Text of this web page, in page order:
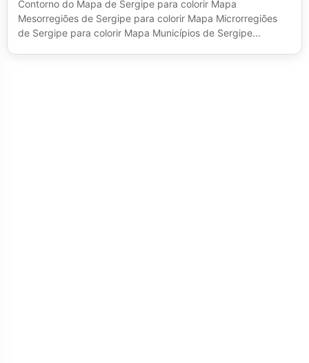
Contorno do Mapa de Sergipe para colorir Mapa
Mesorregiões de Sergipe para colorir Mapa Microrregiões
de Sergipe para colorir Mapa Municípios de Sergipe...